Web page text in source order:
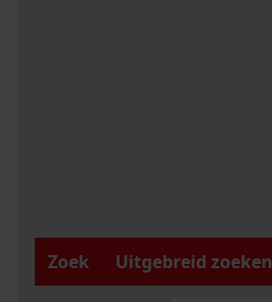
Zoek
Uitgebreid zoeken